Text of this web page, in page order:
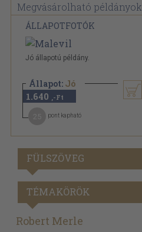
Megvásárolható példányok
ÁLLAPOTFOTÓK
Jó állapotú példány.
Állapot: Jó
1.640 ,-Ft
pont kapható
FÜLSZÖVEG
TÉMAKÖRÖK
Robert Merle